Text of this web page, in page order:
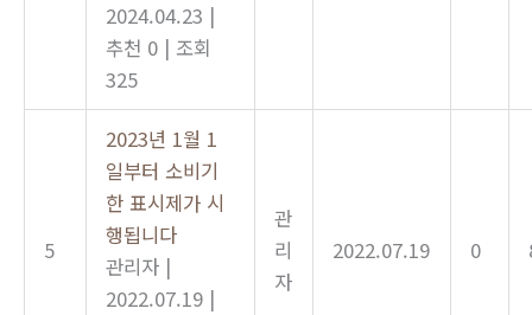
2024.04.23 |
추천 0 | 조회
325
5
2023년 1월 1
일부터 소비기
한 표시제가 시
행됩니다
관리자 |
2022.07.19 |
관
리
자
2022.07.19 0